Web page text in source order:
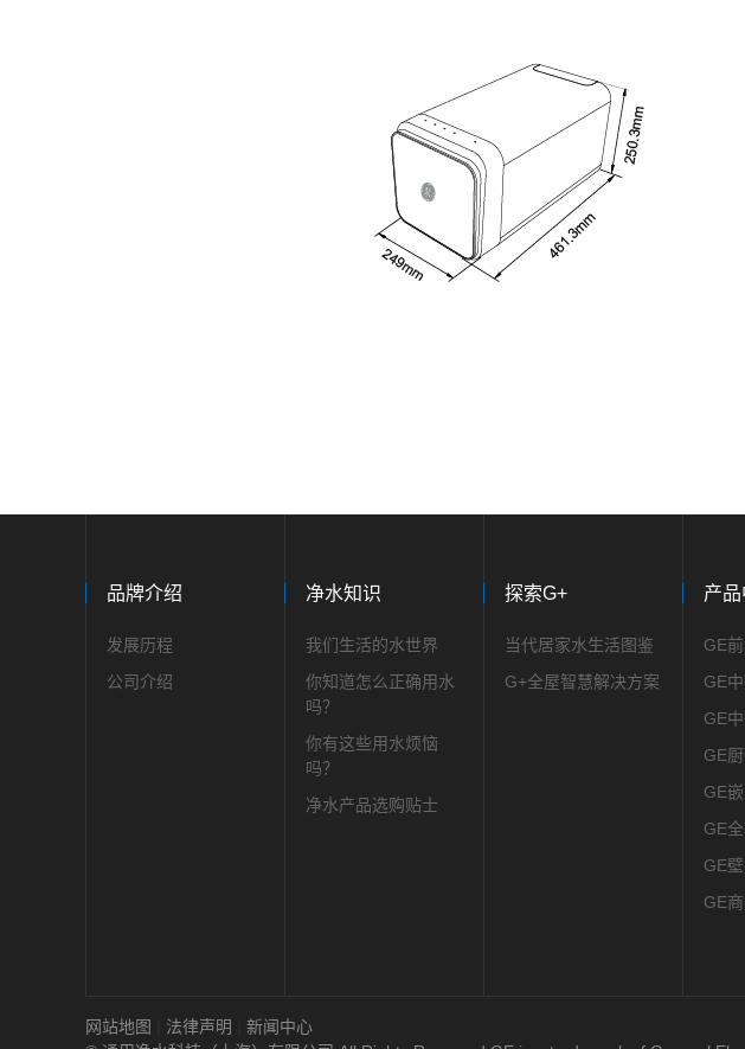
品牌介绍
发展历程
公司介绍
净水知识
我们生活的水世界
你知道怎么正确用水
吗？
你有这些用水烦恼
吗？
净水产品选购贴士
探索G+
当代居家水生活图鉴
G+全屋智慧解决方案
产
GE
GE
GE
GE
GE
GE
GE
GE
网站地图 法律声明
新闻中心